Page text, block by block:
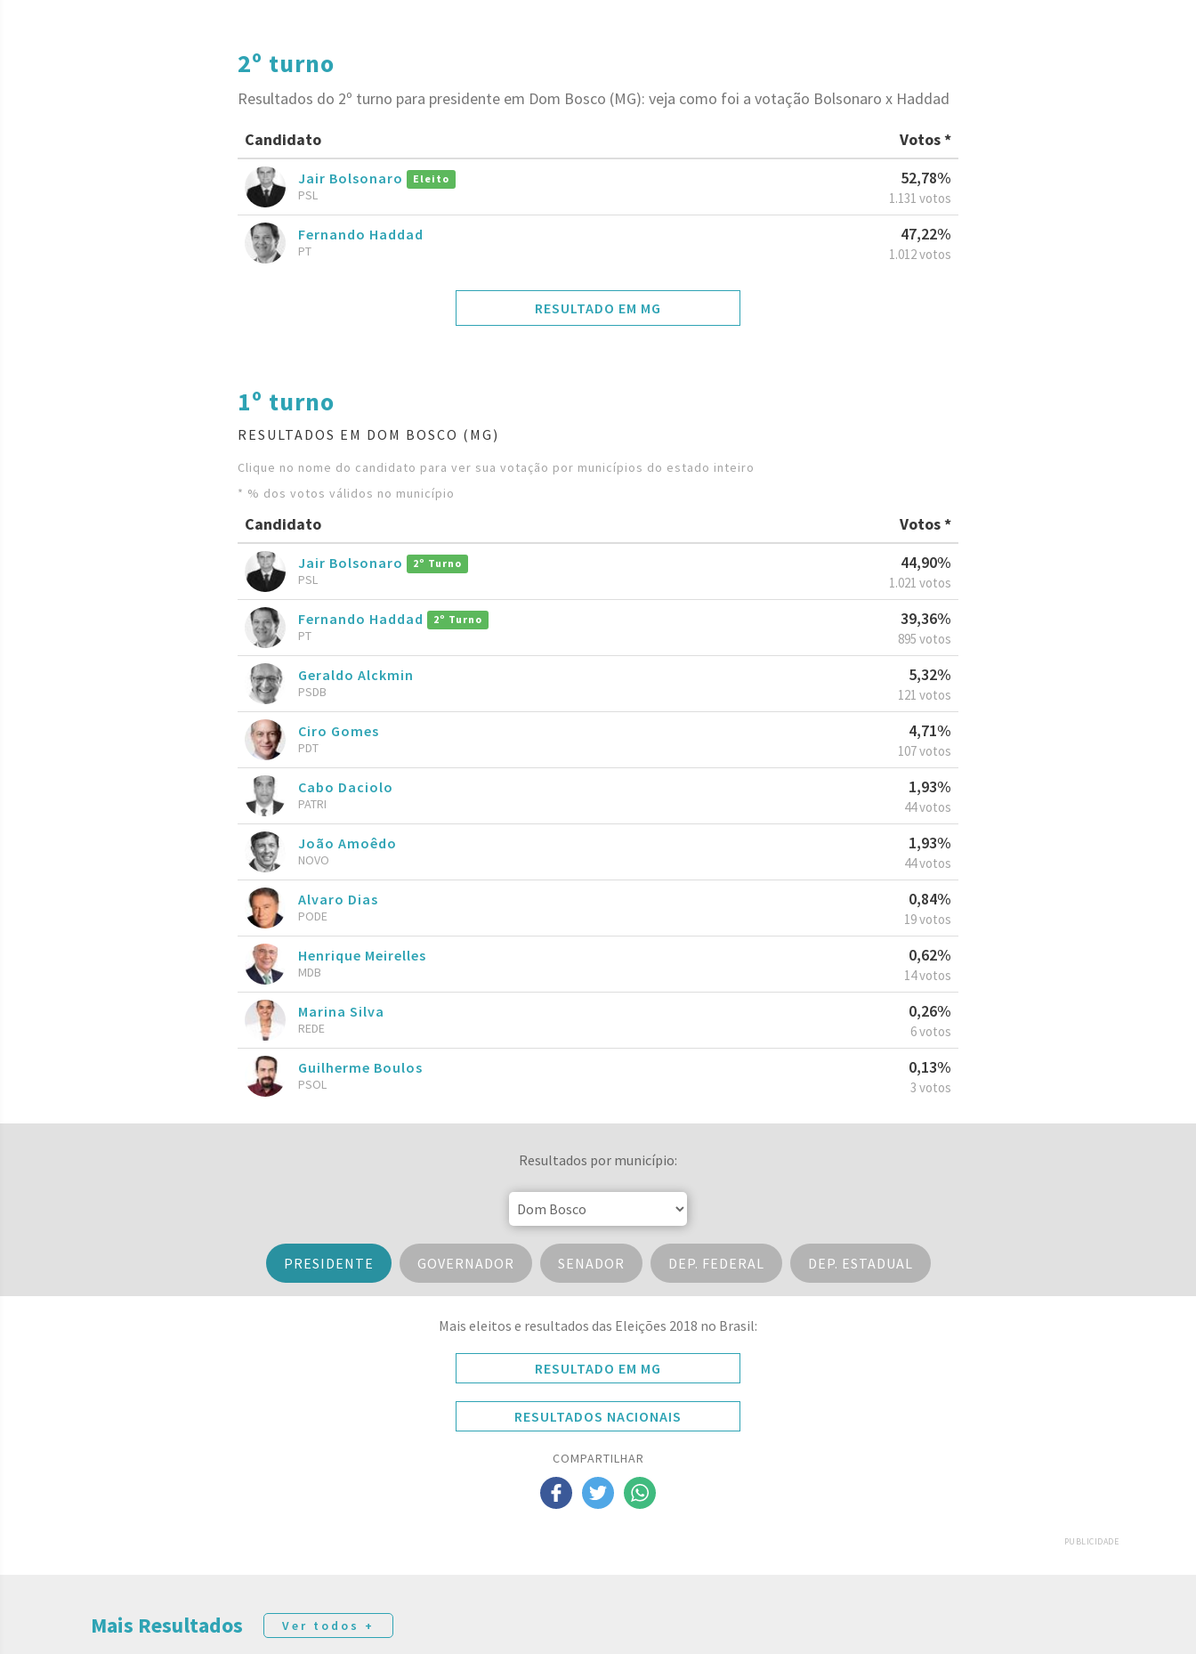
2º turno
Resultados do 2º turno para presidente em Dom Bosco (MG): veja como foi a votação Bolsonaro x Haddad
Candidato
Votos *
Jair Bolsonaro Eleito
PSL
52,78%
1.131 votos
Fernando Haddad
PT
47,22%
1.012 votos
RESULTADO EM MG
1º turno
RESULTADOS EM DOM BOSCO (MG)
Clique no nome do candidato para ver sua votação por municípios do estado inteiro
* % dos votos válidos no município
Candidato Votos *
Jair Bolsonaro 2º Turno
PSL
44,90%
1.021 votos
Fernando Haddad 2º Turno
PT
39,36%
895 votos
Geraldo Alckmin
PSDB
5,32%
121 votos
Ciro Gomes
PDT
4,71%
107 votos
Cabo Daciolo
PATRI
1,93%
44 votos
João Amoêdo
NOVO
1,93%
44 votos
Alvaro Dias
PODE
0,84%
19 votos
Henrique Meirelles
MDB
0,62%
14 votos
Marina Silva
REDE
0,26%
6 votos
Guilherme Boulos
PSOL
0,13%
3 votos
Resultados por município:
PRESIDENTE GOVERNADOR SENADOR DEP. FEDERAL DEP. ESTADUAL
Mais eleitos e resultados das Eleições 2018 no Brasil:
RESULTADO EM MG
RESULTADOS NACIONAIS
COMPARTILHAR
PUBLICIDADE
Mais Resultados Ver todos +